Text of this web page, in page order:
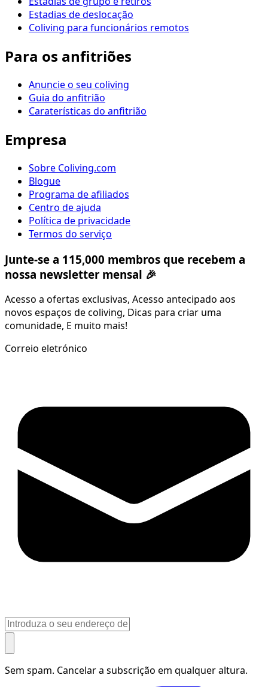
Estadias de deslocação
Coliving para funcionários remotos
Para os anfitriões
Anuncie o seu coliving
Guia do anfitrião
Caraterísticas do anfitrião
Empresa
Sobre Coliving.com
Blogue
Programa de afiliados
Centro de ajuda
Política de privacidade
Termos do serviço
Junte-se a 115,000 membros que recebem a
nossa newsletter mensal 🎉
Acesso a ofertas exclusivas, Acesso antecipado aos
novos espaços de coliving, Dicas para criar uma
comunidade, E muito mais!
Correio eletrónico
Sem spam. Cancelar a subscrição em qualquer altura.